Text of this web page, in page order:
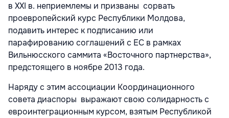
в XXI в. неприемлемы и призваны сорвать
проевропейский курс Республики Молдова,
подавить интерес к подписанию или
парафированию соглашений с ЕС в рамках
Вильнюсского саммита «Восточного партнерства»,
предстоящего в ноябре 2013 года.
Наряду с этим ассоциации Координационного
совета диаспоры выражают свою солидарность с
евроинтеграционным курсом, взятым Республикой